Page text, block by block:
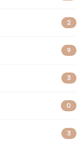
2
9
3
0
3